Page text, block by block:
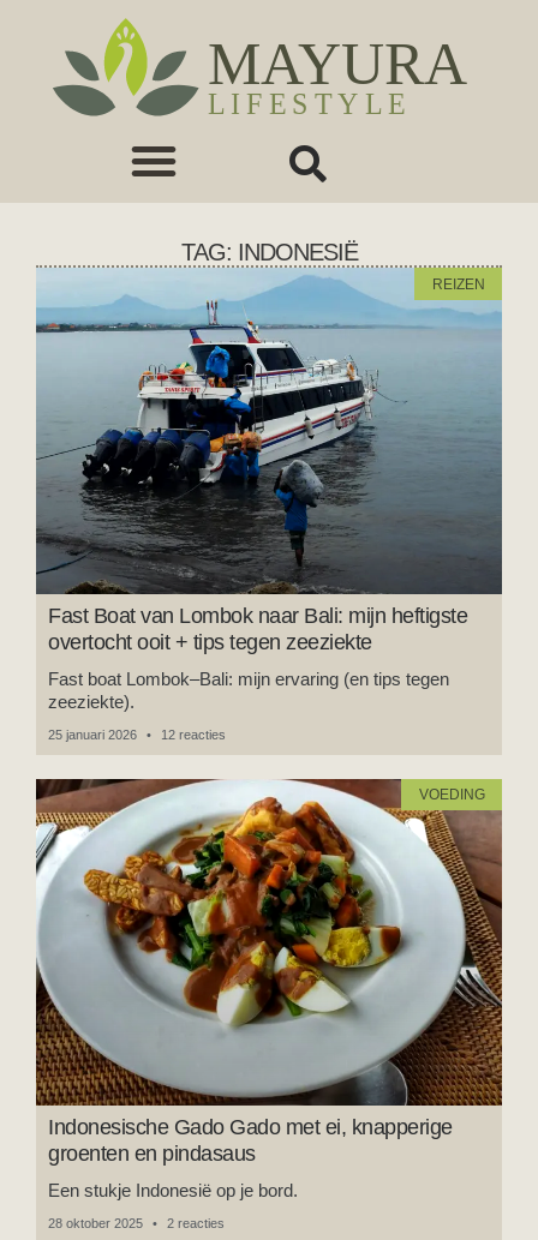
TAG: INDONESIË
REIZEN
Fast Boat van Lombok naar Bali: mijn heftigste
overtocht ooit + tips tegen zeeziekte
Fast boat Lombok–Bali: mijn ervaring (en tips tegen
zeeziekte).
25 januari 2026 12 reacties
VOEDING
Indonesische Gado Gado met ei, knapperige
groenten en pindasaus
Een stukje Indonesië op je bord.
28 oktober 2025 2 reacties